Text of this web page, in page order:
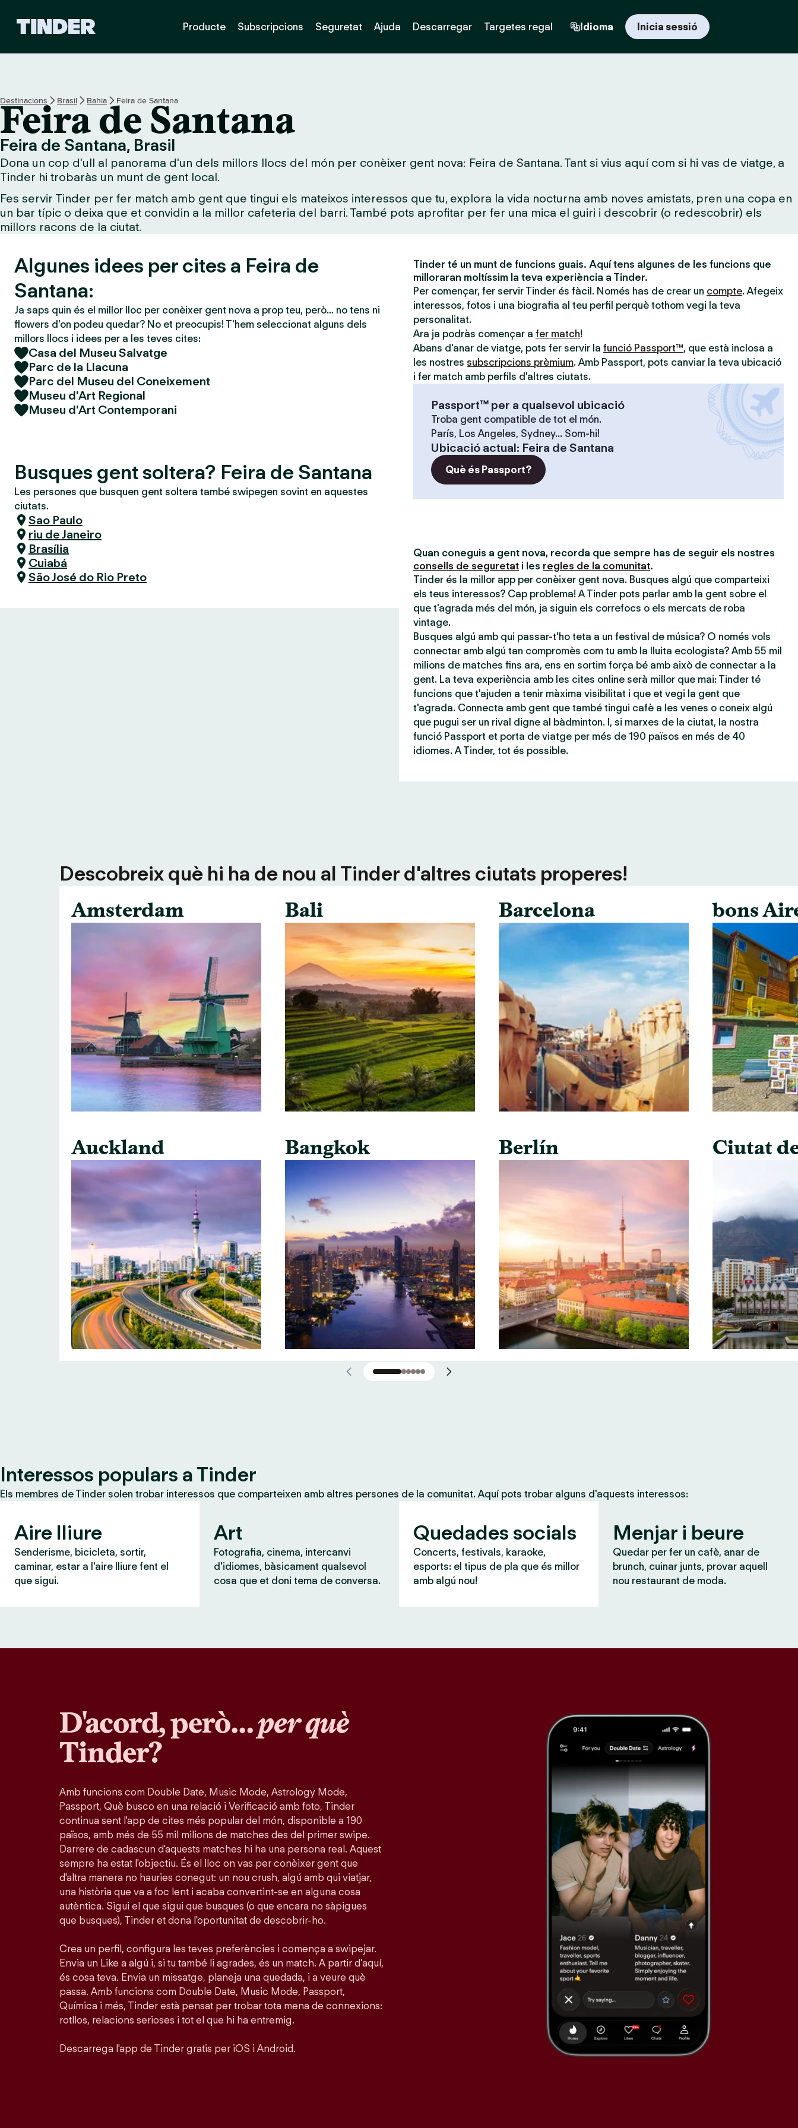
I
i
i
Producte Subscripcions Seguretat Ajuda Descarregar Targetes regal Idioma Inicia sessió
Destinacions Brasil Bahia Feira de Santana
Feira de Santana
Feira de Santana, Brasil
Dona un cop d'ull al panorama d'un dels millors llocs del món per conèixer gent nova: Feira de Santana. Tant si vius aquí com si hi vas de viatge, a
Tinder hi trobaràs un munt de gent local.
Fes servir Tinder per fer match amb gent que tingui els mateixos interessos que tu, explora la vida nocturna amb noves amistats, pren una copa en
un bar típic o deixa que et convidin a la millor cafeteria del barri. També pots aprofitar per fer una mica el guiri i descobrir (o redescobrir) els
millors racons de la ciutat.
Algunes idees per cites a Feira de
Santana:
Ja saps quin és el millor lloc per conèixer gent nova a prop teu, però… no tens ni
flowers d'on podeu quedar? No et preocupis! T'hem seleccionat alguns dels
millors llocs i idees per a les teves cites:
Casa del Museu Salvatge
Parc de la Llacuna
Parc del Museu del Coneixement
Museu d'Art Regional
Museu d’Art Contemporani
Busques gent soltera? Feira de Santana
Les persones que busquen gent soltera també swipegen sovint en aquestes
ciutats.
Sao Paulo
riu de Janeiro
Brasília
Cuiabá
São José do Rio Preto
Tinder té un munt de funcions guais. Aquí tens algunes de les funcions que
milloraran moltíssim la teva experiència a Tinder.
Per començar, fer servir Tinder és fàcil. Només has de crear un compte. Afegeix
interessos, fotos i una biografia al teu perfil perquè tothom vegi la teva
personalitat.
Ara ja podràs començar a fer match!
Abans d'anar de viatge, pots fer servir la funció Passport™, que està inclosa a
les nostres subscripcions prèmium. Amb Passport, pots canviar la teva ubicació
i fer match amb perfils d'altres ciutats.
Passport™ per a qualsevol ubicació
Troba gent compatible de tot el món.
París, Los Angeles, Sydney... Som-hi!
Ubicació actual: Feira de Santana
Què és Passport?
Quan coneguis a gent nova, recorda que sempre has de seguir els nostres
consells de seguretat i les regles de la comunitat.
Tinder és la millor app per conèixer gent nova. Busques algú que comparteixi
els teus interessos? Cap problema! A Tinder pots parlar amb la gent sobre el
que t'agrada més del món, ja siguin els correfocs o els mercats de roba
vintage.
Busques algú amb qui passar-t'ho teta a un festival de música? O només vols
connectar amb algú tan compromès com tu amb la lluita ecologista? Amb 55 mil
milions de matches fins ara, ens en sortim força bé amb això de connectar a la
gent. La teva experiència amb les cites online serà millor que mai: Tinder té
funcions que t'ajuden a tenir màxima visibilitat i que et vegi la gent que
t'agrada. Connecta amb gent que també tingui cafè a les venes o coneix algú
que pugui ser un rival digne al bàdminton. I, si marxes de la ciutat, la nostra
funció Passport et porta de viatge per més de 190 països en més de 40
idiomes. A Tinder, tot és possible.
Descobreix què hi ha de nou al Tinder d'altres ciutats properes!
Amsterdam
Auckland
Bali
Bangkok
Barcelona
Berlín
bons
Ciutat
Interessos populars a Tinder
Els membres de Tinder solen trobar interessos que comparteixen amb altres persones de la comunitat. Aquí pots trobar alguns d'aquests interessos:
Aire lliure
Senderisme, bicicleta, sortir,
caminar, estar a l'aire lliure fent el
que sigui.
Art
Fotografia, cinema, intercanvi
d'idiomes, bàsicament qualsevol
cosa que et doni tema de conversa.
Quedades socials
Concerts, festivals, karaoke,
esports: el tipus de pla que és millor
amb algú nou!
Menjar i beure
Quedar per fer un cafè, anar de
brunch, cuinar junts, provar aquell
nou restaurant de moda.
D'acord, però…per què
Tinder?
Amb funcions com Double Date, Music Mode, Astrology Mode,
Passport, Què busco en una relació i Verificació amb foto, Tinder
continua sent l'app de cites més popular del món, disponible a 190
països, amb més de 55 mil milions de matches des del primer swipe.
Darrere de cadascun d'aquests matches hi ha una persona real. Aquest
sempre ha estat l'objectiu. És el lloc on vas per conèixer gent que
d'altra manera no hauries conegut: un nou crush, algú amb qui viatjar,
una història que va a foc lent i acaba convertint-se en alguna cosa
autèntica. Sigui el que sigui que busques (o que encara no sàpigues
que busques), Tinder et dona l'oportunitat de descobrir-ho.
Crea un perfil, configura les teves preferències i comença a swipejar.
Envia un Like a algú i, si tu també li agrades, és un match. A partir d’aquí,
és cosa teva. Envia un missatge, planeja una quedada, i a veure què
passa. Amb funcions com Double Date, Music Mode, Passport,
Química i més, Tinder està pensat per trobar tota mena de connexions:
rotllos, relacions serioses i tot el que hi ha entremig.
Descarrega l'app de Tinder gratis per iOS i Android.